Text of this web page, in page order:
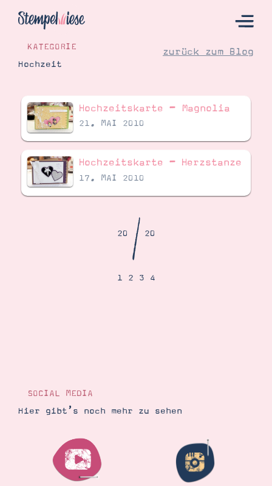
Hier Starten
Katalog
Bestellen
Kontakt
Demonstrator werden
Ordnungstipps
KATEGORIE
Hochzeit
zurück zum Blog
Hochzeitskarte – Magnolia
21. MAI 2010
Hochzeitskarte – Herzstanze
17. MAI 2010
20/20
1 2 3 4
SOCIAL MEDIA
Hier gibt’s noch mehr zu sehen